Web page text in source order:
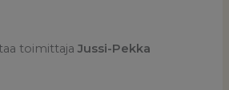
toimittajaJussi-Pekka